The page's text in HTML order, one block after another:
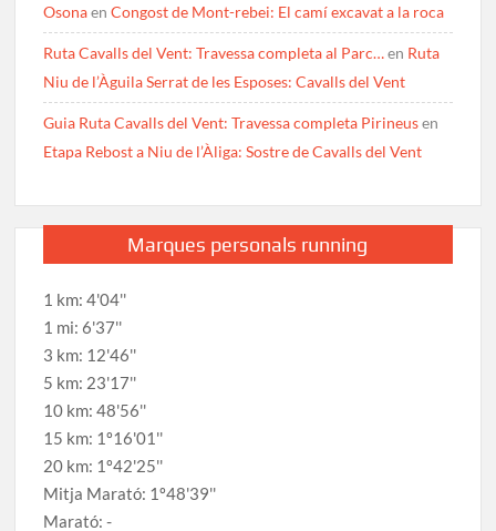
OsonaenCongost de Mont-rebei: El camí excavat a la roca
Ruta Cavalls del Vent: Travessa completa al Parc…en Ruta
Niu de l’Àguila Serrat de les Esposes: Cavalls del Vent
Guia Ruta Cavalls del Vent: Travessa completa Pirineusen
Etapa Rebost a Niu de l’Àliga: Sostre de Cavalls del Vent
Marques personals running
1 km: 4'04''
1 mi: 6'37''
3 km: 12'46''
5 km: 23'17''
10 km: 48'56''
15 km: 1º16'01''
20 km: 1º42'25''
Mitja Marató: 1º48'39''
Marató: -